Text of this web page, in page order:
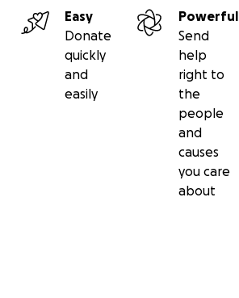
Easy
Donate
quickly
and
easily
Powerful
Send
help
right to
the
people
and
causes
you care
about